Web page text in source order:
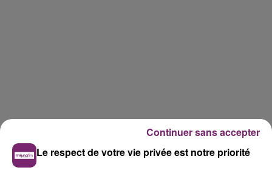
Le respect de votre vie privée est notre priorité
Continuer sans accepter